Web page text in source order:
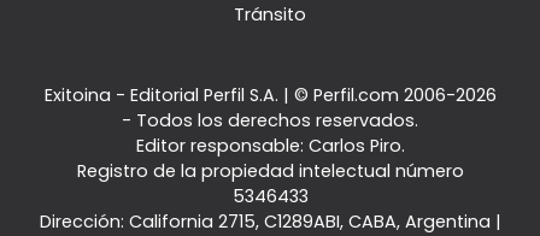
Tránsito
Exitoina - Editorial Perfil S.A. | © Perfil.com 2006-2026
- Todos los derechos reservados.
Editor responsable: Carlos Piro.
Registro de la propiedad intelectual número
5346433
Dirección: California 2715, C1289ABI, CABA, Argentina |